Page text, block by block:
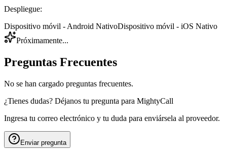
Despliegue:
Dispositivo móvil - Android NativoDispositivo móvil - iOS Nativo
Próximamente...
Preguntas Frecuentes
No se han cargado preguntas frecuentes.
¿Tienes dudas? Déjanos tu pregunta para MightyCall
Ingresa tu correo electrónico y tu duda para enviársela al proveedor.
Enviar pregunta